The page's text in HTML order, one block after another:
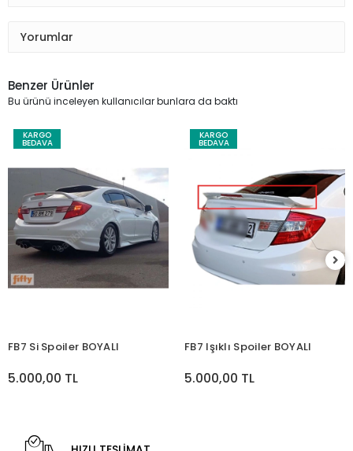
Yorumlar
Benzer Ürünler
Bu ürünü inceleyen kullanıcılar bunlara da baktı
KARGO
BEDAVA
FB7 Si Spoiler BOYALI
5.000,00 TL
KARGO
BEDAVA
FB7 Işıklı Spoiler BOYALI
5.000,00 TL